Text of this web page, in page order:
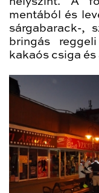
mentából és
sárgabarack-,
bringás
kakaós csiga és